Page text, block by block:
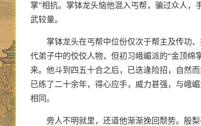
掌”相抗。掌钵龙头恼他混入丐帮，骗过众人
武较量。
掌钵龙头在丐帮中位份仅次于帮主及传功
代弟子中的佼佼人物，但初习峨嵋派的“金顶绵
来。他斗到四五十合之后，已迭逢险招，自然
已练了二十余年，得心应手，威力甚强，与峨
相同。
旁人不明就里，还道他渐渐挽回颓势。殷